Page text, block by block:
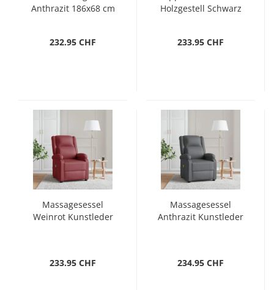
Anthrazit 186x68 cm
232.95 CHF
Holzgestell Schwarz
233.95 CHF
Massagesessel
Weinrot Kunstleder
233.95 CHF
Massagesessel
Anthrazit Kunstleder
234.95 CHF